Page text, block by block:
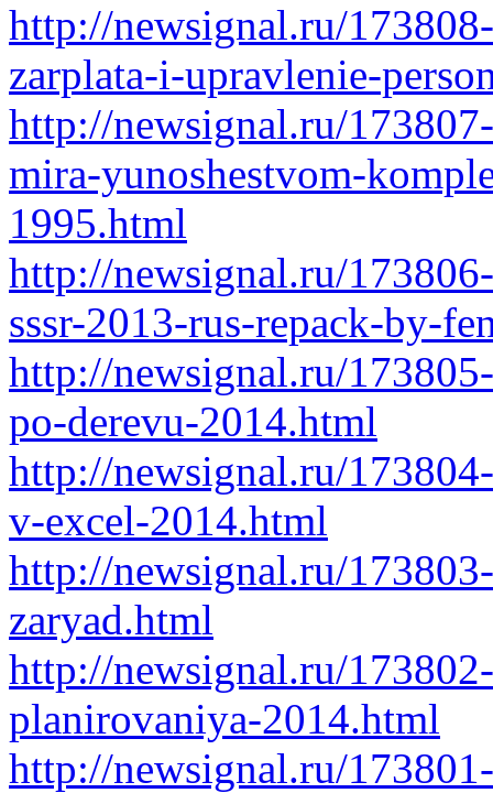
http://newsignal.ru/
zarplata-i-upravlenie-
http://newsignal.ru/
mira-yunoshestvom-
1995.html
http://newsignal.ru/
sssr-2013-rus-repack-by-
http://newsignal.ru/
po-derevu-2014.html
http://newsignal.ru/
v-excel-2014.html
http://newsignal.ru/
zaryad.html
http://newsignal.ru/
planirovaniya-2014.html
http://newsignal.ru/